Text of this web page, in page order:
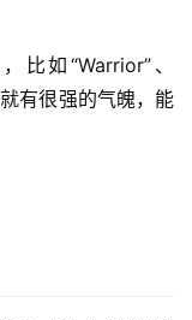
如“Warrior”、
有很强的气魄，能